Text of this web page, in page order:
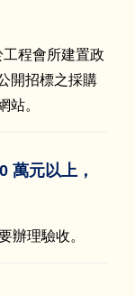
程會所建置政
開招標之採購
站。
萬元以上，
辦理驗收。